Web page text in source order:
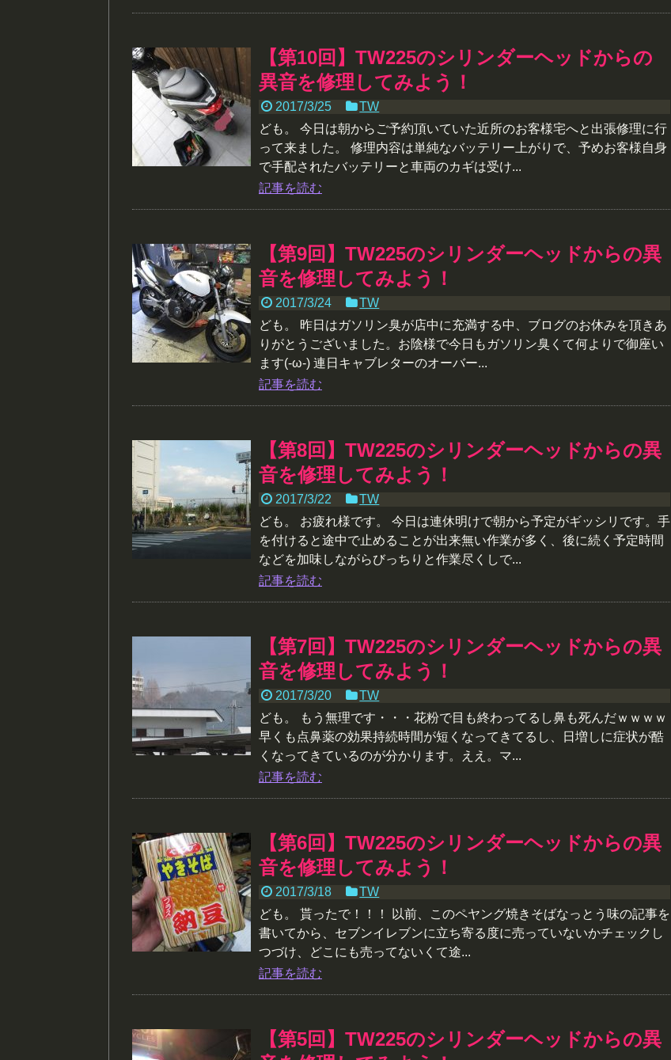
【第10回】TW225のシリンダーヘッドからの
異音を修理してみよう！
2017/3/25
TW
ども。 今日は朝からご予約頂いていた近所のお客様宅へと出張修理に行
って来ました。 修理内容は単純なバッテリー上がりで、予めお客様自身
で手配されたバッテリーと車両のカギは受け...
記事を読む
【第9回】TW225のシリンダーヘッドからの異
音を修理してみよう！
2017/3/24
TW
ども。 昨日はガソリン臭が店中に充満する中、ブログのお休みを頂きあ
りがとうございました。お陰様で今日もガソリン臭くて何よりで御座い
ます(-ω-) 連日キャブレターのオーバー...
記事を読む
【第8回】TW225のシリンダーヘッドからの異
音を修理してみよう！
2017/3/22
TW
ども。 お疲れ様です。 今日は連休明けで朝から予定がギッシリです。手
を付けると途中で止めることが出来無い作業が多く、後に続く予定時間
などを加味しながらびっちりと作業尽くしで...
記事を読む
【第7回】TW225のシリンダーヘッドからの異
音を修理してみよう！
2017/3/20
TW
ども。 もう無理です・・・花粉で目も終わってるし鼻も死んだｗｗｗｗ
早くも点鼻薬の効果持続時間が短くなってきてるし、日増しに症状が酷
くなってきているのが分かります。ええ。マ...
記事を読む
【第6回】TW225のシリンダーヘッドからの異
音を修理してみよう！
2017/3/18
TW
ども。 貰ったで！！！ 以前、このペヤング焼きそばなっとう味の記事を
書いてから、セブンイレブンに立ち寄る度に売っていないかチェックし
つづけ、どこにも売ってないくて途...
記事を読む
【第5回】TW225のシリンダーヘッドからの異